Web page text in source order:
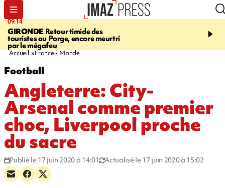
09:14
GIRONDE Retour timide des
touristes au Porge, encore meurtri
par le mégafeu
13:09
Des
font cinq morts en
Accueil France - Monde
Football
Angleterre: City-
Arsenal comme premier
choc, Liverpool proche
du sacre
Publié le 17 juin 2020 à 14:01 Actualisé le 17 juin 2020 à 15:02